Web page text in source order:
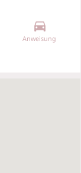
drive_eta
Anweisung